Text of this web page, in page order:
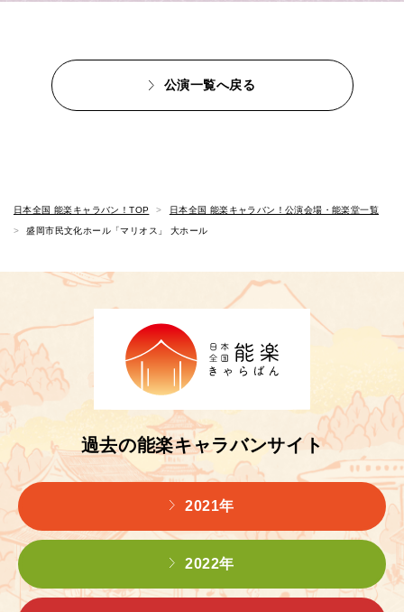
公演一覧へ戻る
日本全国 能楽キャラバン！TOP 日本全国 能楽キャラバン！公演会場・能楽堂一覧
盛岡市民文化ホール「マリオス」 大ホール
過去の能楽キャラバンサイト
2021年
2022年